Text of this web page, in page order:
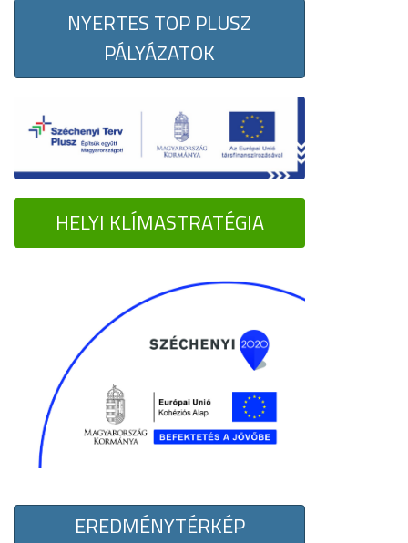
NYERTES TOP PLUSZ
PÁLYÁZATOK
HELYI KLÍMASTRATÉGIA
EREDMÉNYTÉRKÉP